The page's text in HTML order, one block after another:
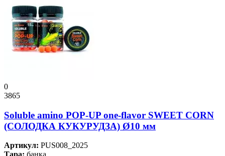
0
3865
Soluble amino POP-UP one-flavor SWEET CORN
(СОЛОДКА КУКУРУДЗА) Ø10 мм
Артикул: PUS008_2025